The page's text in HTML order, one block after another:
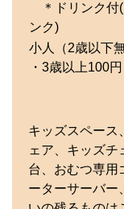
＊ドリンク付(
ンク)
小人（2歳以下無
・3歳以上100
キッズスペース
ェア、キッズチ
台、おむつ専用
ーターサーバー